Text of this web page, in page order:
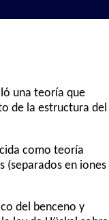
una teoría que
de la estructura del
como teoría
(separados en iones
del benceno y